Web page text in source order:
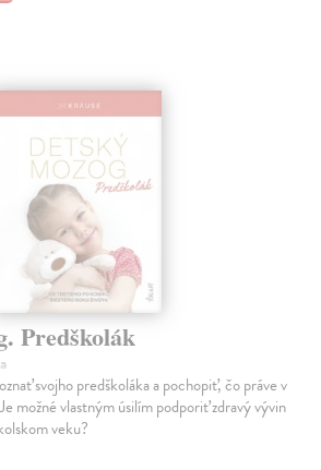
Predškolák
svojho predškoláka a pochopiť, čo práve v
možné vlastným úsilím podporiť zdravý vývin
veku?